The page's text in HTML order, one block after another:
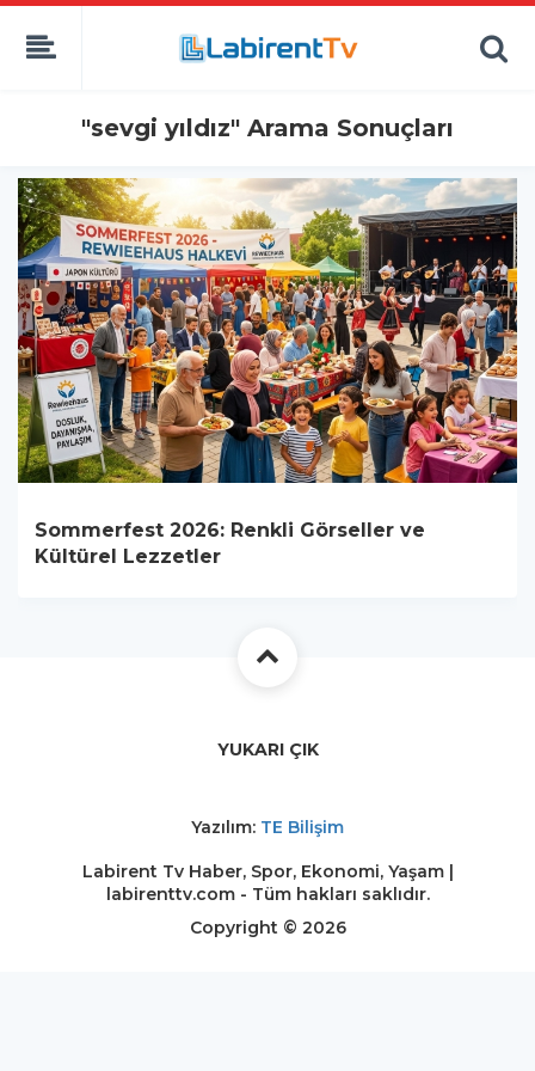
"sevgi yıldız" Arama Sonuçları
Sommerfest 2026: Renkli Görseller ve
Kültürel Lezzetler
YUKARI ÇIK
Yazılım: TE Bilişim
Labirent Tv Haber, Spor, Ekonomi, Yaşam |
labirenttv.com - Tüm hakları saklıdır.
Copyright © 2026